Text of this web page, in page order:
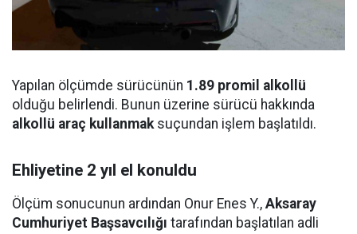
Yapılan ölçümde sürücünün 1.89 promil alkollü
olduğu belirlendi. Bunun üzerine sürücü hakkında
alkollü araç kullanmaksuçundan işlem başlatıldı.
Ehliyetine 2 yıl el konuldu
Ölçüm sonucunun ardından Onur Enes Y., Aksaray
Cumhuriyet Başsavcılığı tarafından başlatılan adli